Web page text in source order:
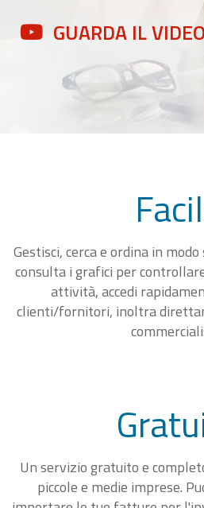
GUARDA IL VIDEO
Gestisci, cerca e ordina in
consulta i grafici per
attività, accedi
clienti/fornitori, inoltra
Un servizio gratuito e
piccole e medie imprese.